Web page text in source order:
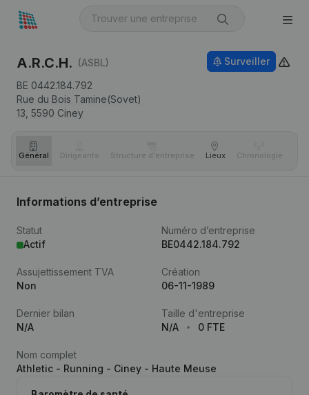
A.R.C.H. (ASBL)
BE 0442.184.792
Rue du Bois Tamine(Sovet)
13, 5590 Ciney
Surveiller
Général Dirigeants Structure d'entreprise Lieux Chronologie
Informations d’entreprise
Statut
Actif
Numéro d’entreprise
BE0442.184.792
Assujettissement TVA
Non
Création
06-11-1989
Dernier bilan
N/A
Taille d'entreprise
N/A
0 FTE
Nom complet
Athletic - Running - Ciney - Haute Meuse